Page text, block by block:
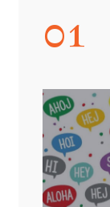
01